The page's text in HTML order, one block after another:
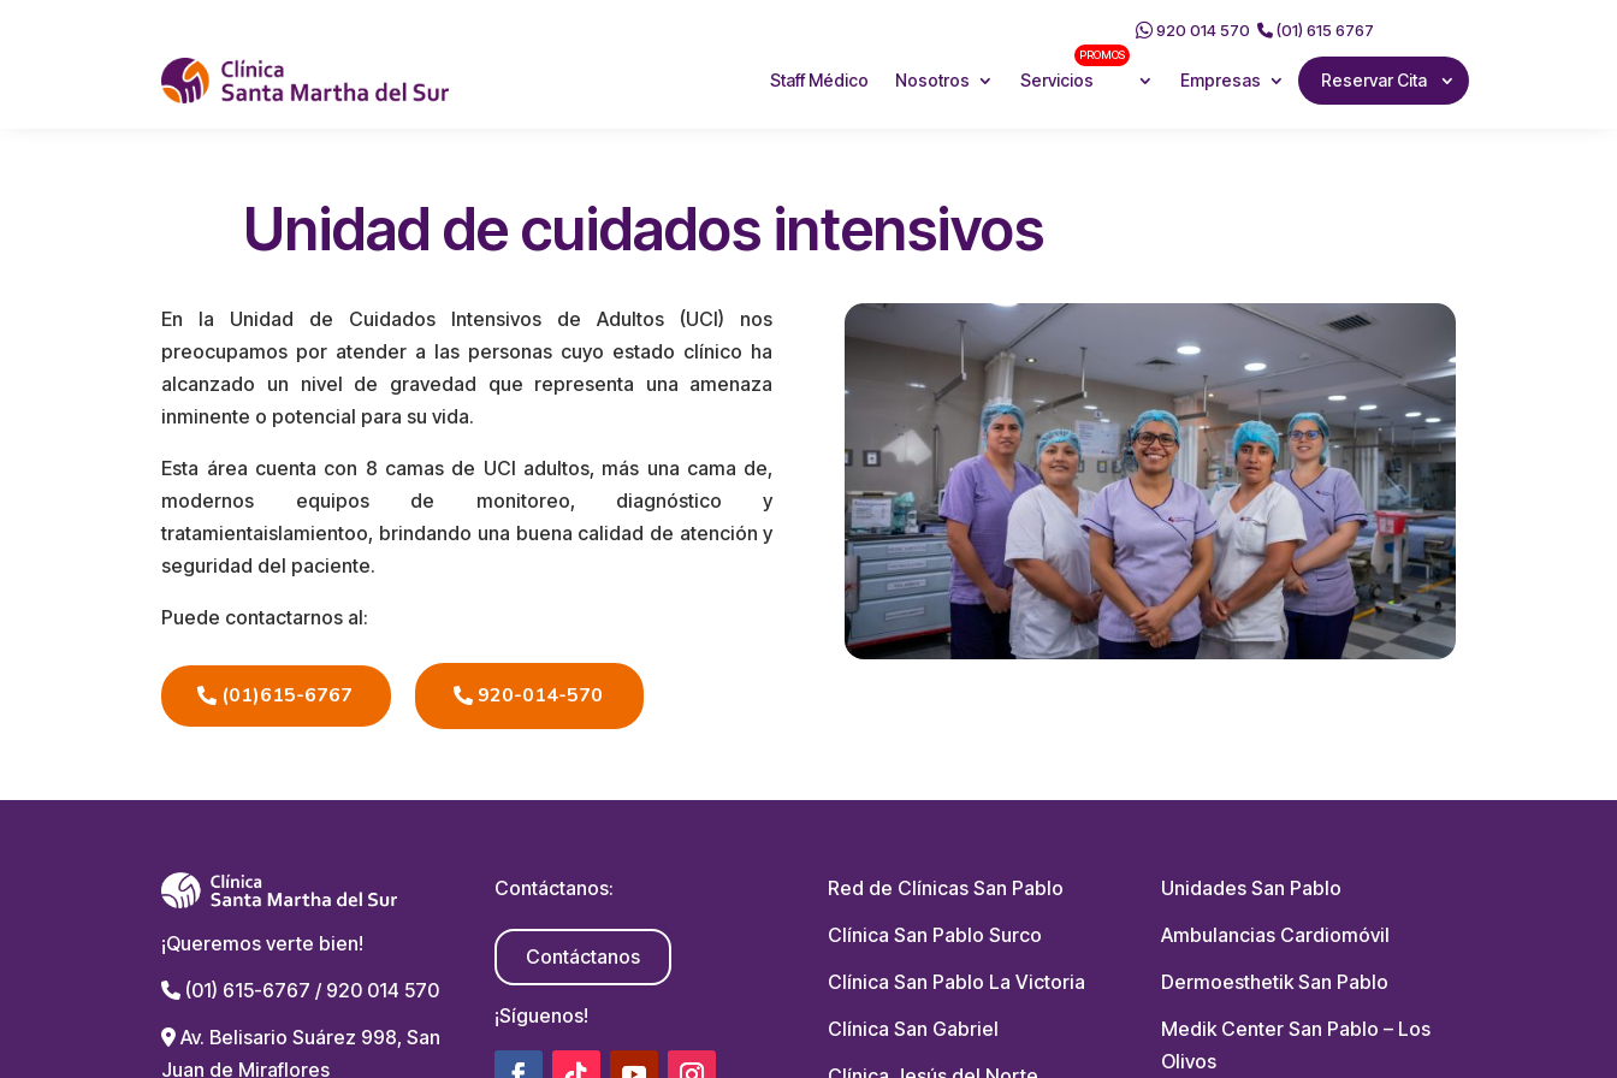
920 014 570 (01) 615 6767
Staff Médico Nosotros Servicios
PROMOS
Empresas Reservar Cita
Unidad de cuidados intensivos
En la Unidad de Cuidados Intensivos de Adultos (UCI) nos
preocupamos por atender a las personas cuyo estado clínico ha
alcanzado un nivel de gravedad que representa una amenaza
inminente o potencial para su vida.
Esta área cuenta con 8 camas de UCI adultos, más una cama de,
modernos equipos de monitoreo, diagnóstico y
tratamientaislamientoo, brindando una buena calidad de atención y
seguridad del paciente.
Puede contactarnos al:
(01)615-6767 920-014-570
¡Queremos verte bien!
(01) 615-6767 / 920 014 570
Av. Belisario Suárez 998, San
Juan de Miraflores
Contáctanos:
Contáctanos
¡Síguenos!
Red de Clínicas San Pablo
Clínica San Pablo Surco
Clínica San Pablo La Victoria
Clínica San Gabriel
Unidades San Pablo
Ambulancias Cardiomóvil
Dermoesthetik San Pablo
Medik Center San Pablo – Los
Olivos